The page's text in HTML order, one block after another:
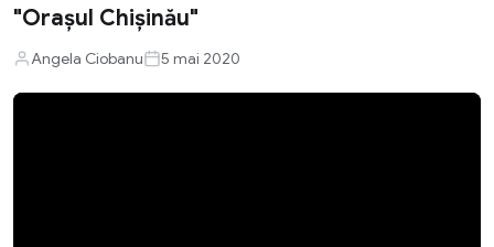
"Orașul Chișinău"
Angela Ciobanu 5 mai 2020